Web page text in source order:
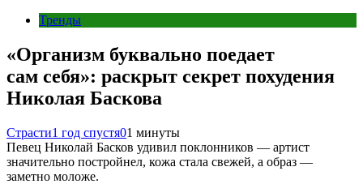
Тренды
«Организм буквально поедает
сам себя»: раскрыт секрет похудения
Николая Баскова
Страсти1 год спустя01 минуты
Певец Николай Басков удивил поклонников — артист
значительно постройнел, кожа стала свежей, а образ —
заметно моложе.